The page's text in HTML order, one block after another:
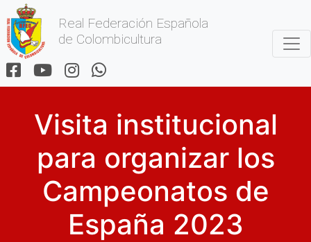
Real Federación Española
de Colombicultura
Visita institucional
para organizar los
Campeonatos de
España 2023